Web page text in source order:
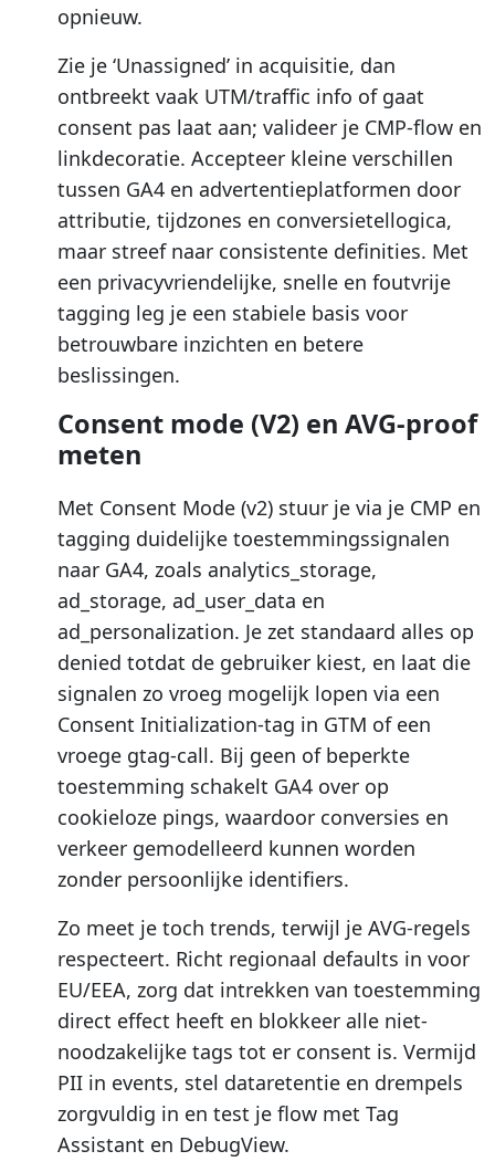
opnieuw.
Zie je ‘Unassigned’ in acquisitie, dan
ontbreekt vaak UTM/traffic info of gaat
consent pas laat aan; valideer je CMP-flow en
linkdecoratie. Accepteer kleine verschillen
tussen GA4 en advertentieplatformen door
attributie, tijdzones en conversietellogica,
maar streef naar consistente definities. Met
een privacyvriendelijke, snelle en foutvrije
tagging leg je een stabiele basis voor
betrouwbare inzichten en betere
beslissingen.
Consent mode (V2) en AVG-proof
meten
Met Consent Mode (v2) stuur je via je CMP en
tagging duidelijke toestemmingssignalen
naar GA4, zoals analytics_storage,
ad_storage, ad_user_data en
ad_personalization. Je zet standaard alles op
denied totdat de gebruiker kiest, en laat die
signalen zo vroeg mogelijk lopen via een
Consent Initialization-tag in GTM of een
vroege gtag-call. Bij geen of beperkte
toestemming schakelt GA4 over op
cookieloze pings, waardoor conversies en
verkeer gemodelleerd kunnen worden
zonder persoonlijke identifiers.
Zo meet je toch trends, terwijl je AVG-regels
respecteert. Richt regionaal defaults in voor
EU/EEA, zorg dat intrekken van toestemming
direct effect heeft en blokkeer alle niet-
noodzakelijke tags tot er consent is. Vermijd
PII in events, stel dataretentie en drempels
zorgvuldig in en test je flow met Tag
Assistant en DebugView.